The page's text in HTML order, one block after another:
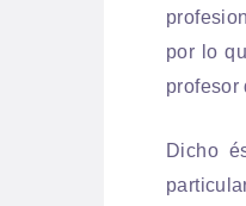
por lo
profesor
Dicho